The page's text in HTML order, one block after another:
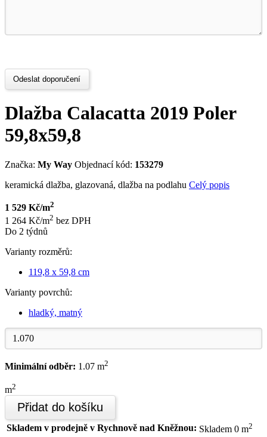
Odeslat doporučení
Dlažba Calacatta 2019 Poler
59,8x59,8
Značka: My Way Objednací kód: 153279
keramická dlažba, glazovaná, dlažba na podlahu Celý popis
1 529 Kč/m2
1 264 Kč/m2 bez DPH
Do 2 týdnů
Varianty rozměrů:
119,8 x 59,8 cm
Varianty povrchů:
hladký, matný
Minimální odběr: 1.07 m2
m2
Přidat do košíku
Skladem v prodejně v Rychnově nad Kněžnou: Skladem 0 m2